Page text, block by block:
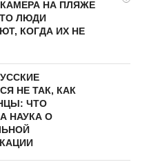
НА ПЛЯЖЕ
ЛЮДИ
КОГДА ИХ НЕ
НЕ ТАК, КАК
ЧТО
НАУКА О